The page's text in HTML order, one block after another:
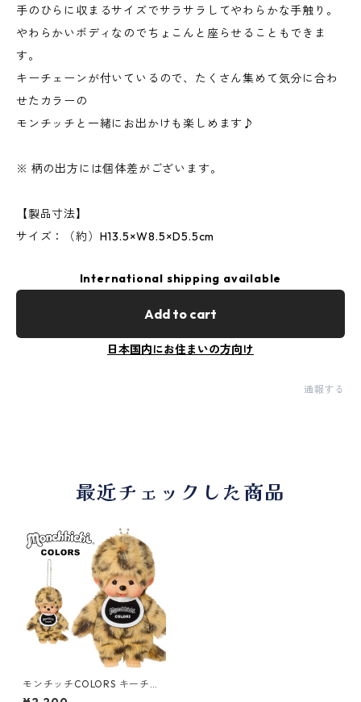
手のひらに収まるサイズでサラサラしてやわらかな手触り。
やわらかいボディなのでちょこんと座らせることもできま
す。
キーチェーンが付いているので、たくさん集めて気分に合わ
せたカラーの
モンチッチと一緒にお出かけも楽しめます♪
※ 柄の出方には個体差がございます。
【製品寸法】
サイズ：（約）H13.5×W8.5×D5.5cm
International shipping available
Add to cart
日本国内にお住まいの方向け
通報する
最近チェックした商品
モンチッチCOLORS キーチェ
ーン ヒョウ柄 244485 セキグ